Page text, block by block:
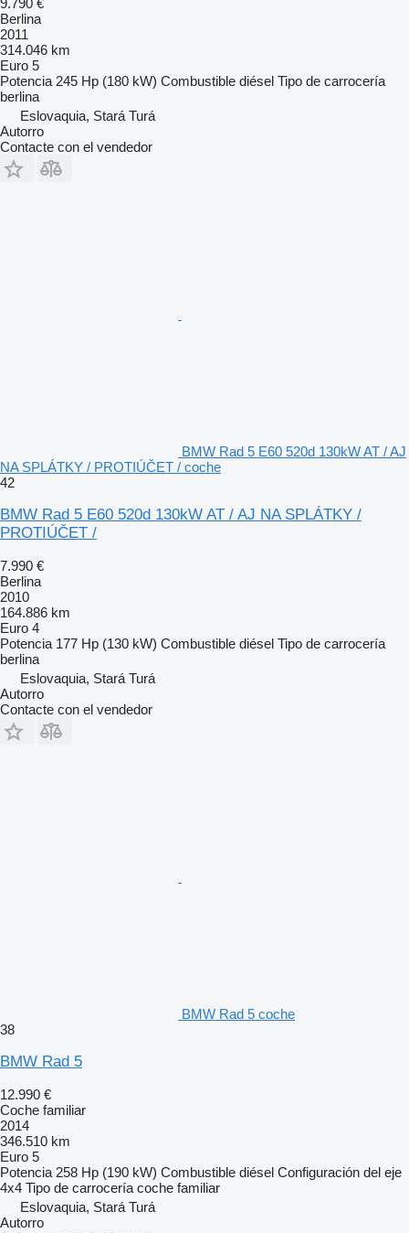
9.790 €
Berlina
2011
314.046 km
Euro 5
Potencia 245 Hp (180 kW) Combustible diésel Tipo de carrocería
berlina
Eslovaquia, Stará Turá
Autorro
Contacte con el vendedor
BMW Rad 5 E60 520d 130kW AT / AJ
NA SPLÁTKY / PROTIÚČET / coche
42
BMW Rad 5 E60 520d 130kW AT / AJ NA SPLÁTKY /
PROTIÚČET /
7.990 €
Berlina
2010
164.886 km
Euro 4
Potencia 177 Hp (130 kW) Combustible diésel Tipo de carrocería
berlina
Eslovaquia, Stará Turá
Autorro
Contacte con el vendedor
BMW Rad 5 coche
38
BMW Rad 5
12.990 €
Coche familiar
2014
346.510 km
Euro 5
Potencia 258 Hp (190 kW) Combustible diésel Configuración del eje
4x4 Tipo de carrocería coche familiar
Eslovaquia, Stará Turá
Autorro